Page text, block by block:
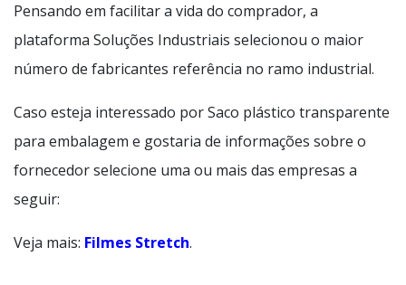
Pensando em facilitar a vida do comprador, a
plataforma Soluções Industriais selecionou o maior
número de fabricantes referência no ramo industrial.
Caso esteja interessado por Saco plástico transparente
para embalagem e gostaria de informações sobre o
fornecedor selecione uma ou mais das empresas a
seguir:
Veja mais: Filmes Stretch.